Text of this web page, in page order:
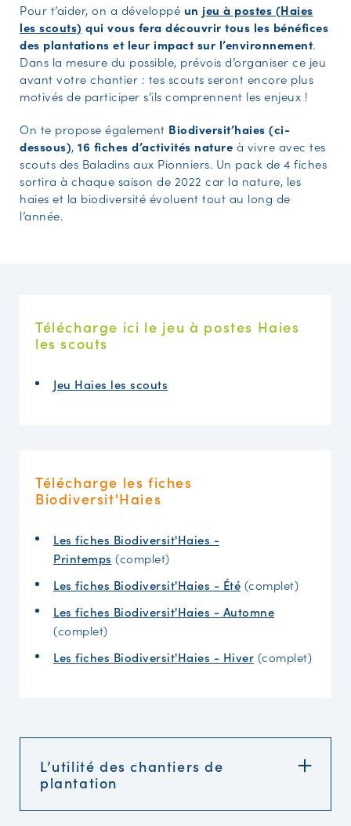
Pour t’aider, on a développé un jeu à postes (Haies
les scouts) qui vous fera découvrir tous les bénéfices
des plantations et leur impact sur l’environnement.
Dans la mesure du possible, prévois d’organiser ce jeu
avant votre chantier : tes scouts seront encore plus
motivés de participer s’ils comprennent les enjeux !
On te propose également Biodiversit’haies (ci-
dessous), 16 fiches d’activités nature à vivre avec tes
scouts des Baladins aux Pionniers. Un pack de 4 fiches
sortira à chaque saison de 2022 car la nature, les
haies et la biodiversité évoluent tout au long de
l’année.
Télécharge ici le jeu à postes Haies
les scouts
Jeu Haies les scouts
Télécharge les fiches
Biodiversit'Haies
Les fiches Biodiversit'Haies -
Printemps (complet)
Les fiches Biodiversit'Haies - Été (complet)
Les fiches Biodiversit'Haies - Automne
(complet)
Les fiches Biodiversit'Haies - Hiver (complet)
L’utilité des chantiers de
plantation